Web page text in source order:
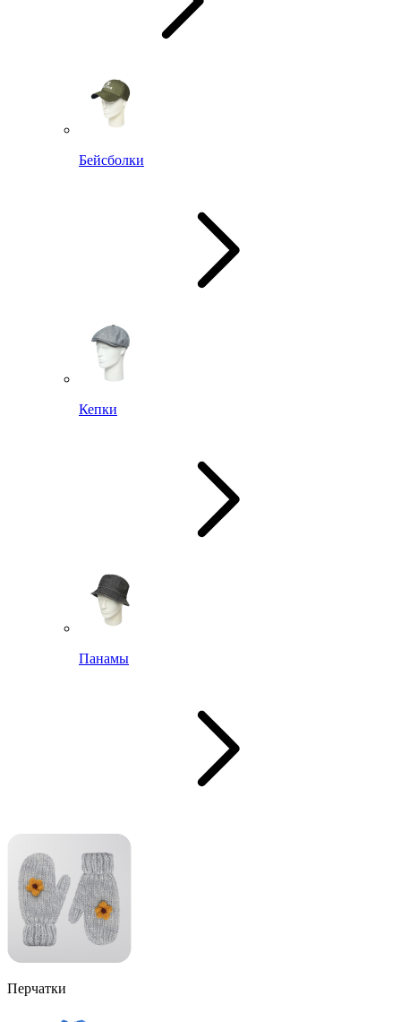
Бейсболки
Кепки
Панамы
Перчатки